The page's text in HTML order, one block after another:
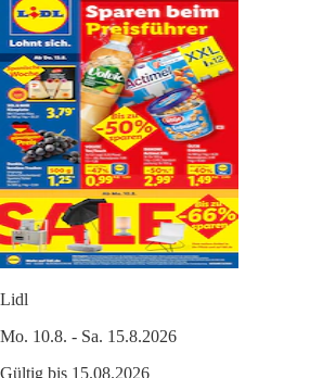
Lidl
Mo. 10.8. - Sa. 15.8.2026
Gültig bis 15.08.2026